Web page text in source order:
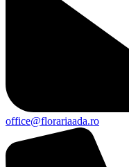
office@florariaada.ro